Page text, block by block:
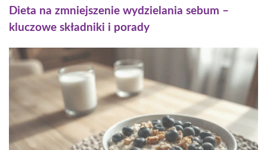
Dieta na zmniejszenie wydzielania sebum –
kluczowe składniki i porady